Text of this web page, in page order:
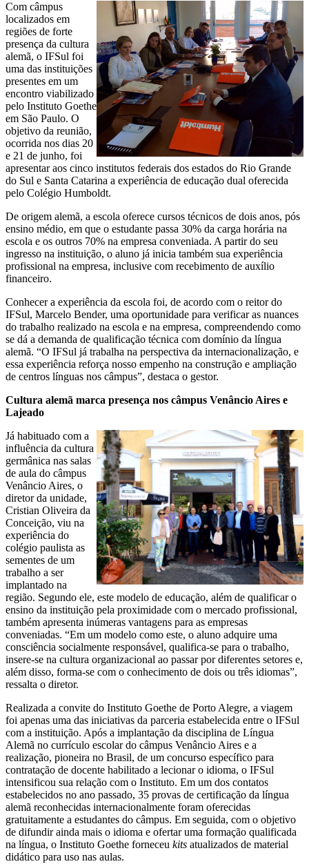
Com câmpus
localizados em
regiões de forte
presença da cultura
alemã, o IFSul foi
uma das instituições
presentes em um
encontro viabilizado
pelo Instituto Goethe
em São Paulo. O
objetivo da reunião,
ocorrida nos dias 20
e 21 de junho, foi
apresentar aos cinco institutos federais dos estados do Rio Grande
do Sul e Santa Catarina a experiência de educação dual oferecida
pelo Colégio Humboldt.
De origem alemã, a escola oferece cursos técnicos de dois anos, pós
ensino médio, em que o estudante passa 30% da carga horária na
escola e os outros 70% na empresa conveniada. A partir do seu
ingresso na instituição, o aluno já inicia também sua experiência
profissional na empresa, inclusive com recebimento de auxílio
financeiro.
Conhecer a experiência da escola foi, de acordo com o reitor do
IFSul, Marcelo Bender, uma oportunidade para verificar as nuances
do trabalho realizado na escola e na empresa, compreendendo como
se dá a demanda de qualificação técnica com domínio da língua
alemã. “O IFSul já trabalha na perspectiva da internacionalização, e
essa experiência reforça nosso empenho na construção e ampliação
de centros línguas nos câmpus”, destaca o gestor.
Cultura alemã marca presença nos câmpus Venâncio Aires e
Lajeado
Já habituado com a
influência da cultura
germânica nas salas
de aula do câmpus
Venâncio Aires, o
diretor da unidade,
Cristian Oliveira da
Conceição, viu na
experiência do
colégio paulista as
sementes de um
trabalho a ser
implantado na
região. Segundo ele, este modelo de educação, além de qualificar o
ensino da instituição pela proximidade com o mercado profissional,
também apresenta inúmeras vantagens para as empresas
conveniadas. “Em um modelo como este, o aluno adquire uma
consciência socialmente responsável, qualifica-se para o trabalho,
insere-se na cultura organizacional ao passar por diferentes setores e,
além disso, forma-se com o conhecimento de dois ou três idiomas”,
ressalta o diretor.
Realizada a convite do Instituto Goethe de Porto Alegre, a viagem
foi apenas uma das iniciativas da parceria estabelecida entre o IFSul
com a instituição. Após a implantação da disciplina de Língua
Alemã no currículo escolar do câmpus Venâncio Aires e a
realização, pioneira no Brasil, de um concurso específico para
contratação de docente habilitado a lecionar o idioma, o IFSul
intensificou sua relação com o Instituto. Em um dos contatos
estabelecidos no ano passado, 35 provas de certificação da língua
alemã reconhecidas internacionalmente foram oferecidas
gratuitamente a estudantes do câmpus. Em seguida, com o objetivo
de difundir ainda mais o idioma e ofertar uma formação qualificada
na língua, o Instituto Goethe forneceu kits atualizados de material
didático para uso nas aulas.